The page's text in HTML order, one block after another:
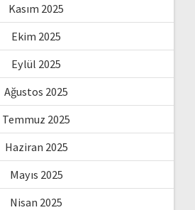
Kasım 2025
Ekim 2025
Eylül 2025
Ağustos 2025
Temmuz 2025
Haziran 2025
Mayıs 2025
Nisan 2025